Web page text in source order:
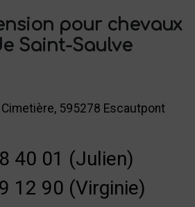
pour chevaux
Saint-Saulve
595278 Escautpont
40 01 (Julien)
12 90 (Virginie)